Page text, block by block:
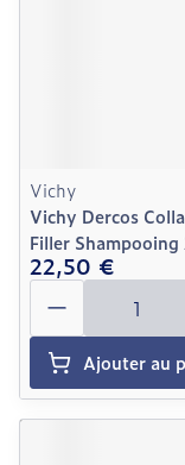
Vichy
Vichy Dercos
Filler
22,50 €
Quantité
Ajouter au